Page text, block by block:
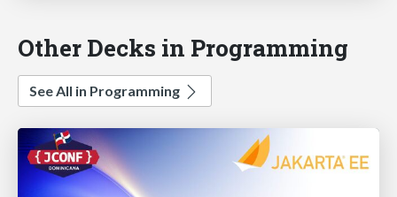
Other Decks in Programming
See All in Programming